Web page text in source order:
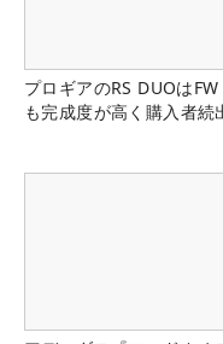
プロギアのRS DUOはFW
も完成度が高く購入者続